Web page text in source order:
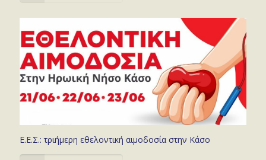
Ε.Ε.Σ.: τριήμερη εθελοντική αιμοδοσία στην Κάσο